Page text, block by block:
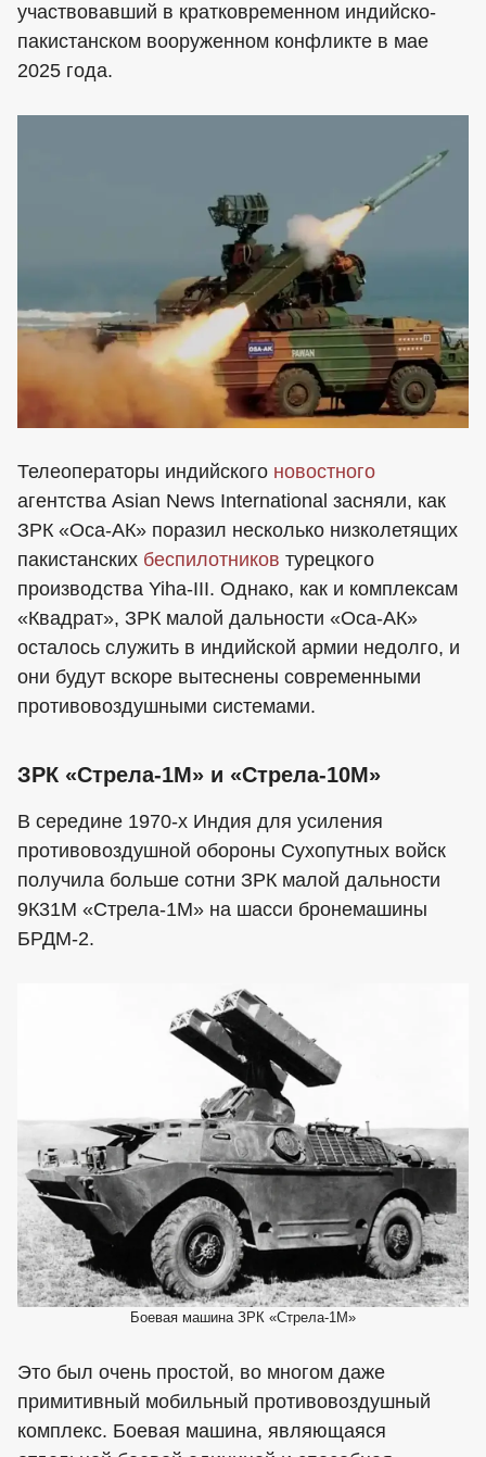
участвовавший в кратковременном индийско-
пакистанском вооруженном конфликте в мае
2025 года.
Телеоператоры индийского новостного
агентства Asian News International засняли, как
ЗРК «Оса-АК» поразил несколько низколетящих
пакистанских беспилотников турецкого
производства Yiha-III. Однако, как и комплексам
«Квадрат», ЗРК малой дальности «Оса-АК»
осталось служить в индийской армии недолго, и
они будут вскоре вытеснены современными
противовоздушными системами.
ЗРК «Стрела-1М» и «Стрела-10М»
В середине 1970-х Индия для усиления
противовоздушной обороны Сухопутных войск
получила больше сотни ЗРК малой дальности
9К31М «Стрела-1М» на шасси бронемашины
БРДМ-2.
Боевая машина ЗРК «Стрела-1М»
Это был очень простой, во многом даже
примитивный мобильный противовоздушный
комплекс. Боевая машина, являющаяся